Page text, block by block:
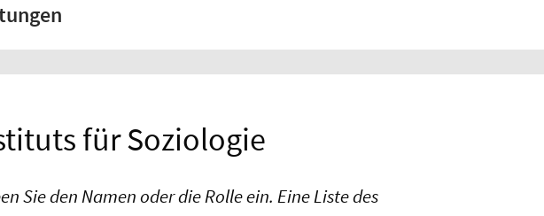
für Soziologie
Sie den Namen oder die Rolle ein. Eine Liste des